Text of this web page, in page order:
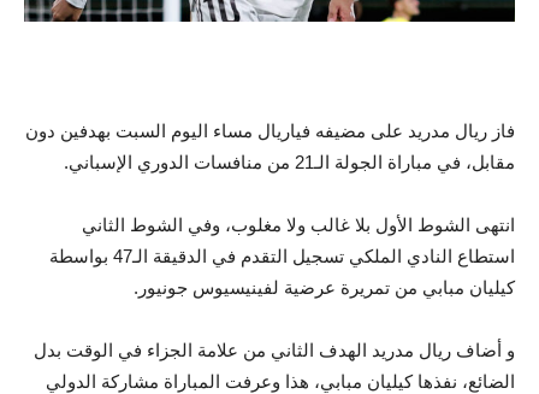
فاز ريال مدريد على مضيفه فياريال مساء اليوم السبت بهدفين دون
مقابل، في مباراة الجولة الـ21 من منافسات الدوري الإسباني.
انتهى الشوط الأول بلا غالب ولا مغلوب، وفي الشوط الثاني
استطاع النادي الملكي تسجيل التقدم في الدقيقة الـ47 بواسطة
كيليان مبابي من تمريرة عرضية لفينيسيوس جونيور.
و أضاف ريال مدريد الهدف الثاني من علامة الجزاء في الوقت بدل
الضائع، نفذها كيليان مبابي، هذا وعرفت المباراة مشاركة الدولي